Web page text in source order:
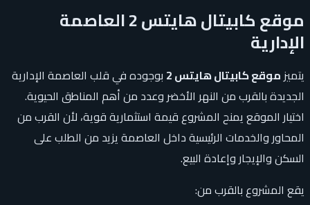
موقع كابيتال هايتس 2 العاصمة
الإدارية
يتميزموقع كابيتال هايتس 2 بوجوده في قلب العاصمة الإدارية
الجديدة بالقرب من النهر الأخضر وعدد من أهم المناطق الحيوية.
اختيار الموقع يمنح المشروع قيمة استثمارية قوية، لأن القرب من
المحاور والخدمات الرئيسية داخل العاصمة يزيد من الطلب على
السكن والإيجار وإعادة البيع.
يقع المشروع بالقرب من: